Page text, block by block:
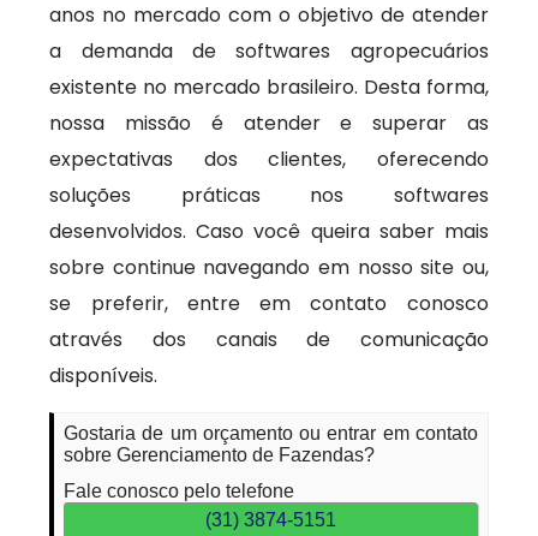
anos no mercado com o objetivo de atender
a demanda de softwares agropecuários
existente no mercado brasileiro. Desta forma,
nossa missão é atender e superar as
expectativas dos clientes, oferecendo
soluções práticas nos softwares
desenvolvidos. Caso você queira saber mais
sobre continue navegando em nosso site ou,
se preferir, entre em contato conosco
através dos canais de comunicação
disponíveis.
Gostaria de um orçamento ou entrar em contato
sobre Gerenciamento de Fazendas?
Fale conosco pelo telefone
(31) 3874-5151